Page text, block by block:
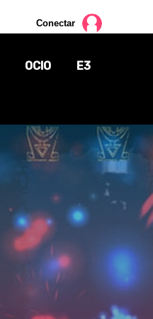
Conectar
OCIO
TV
MANGA
E3